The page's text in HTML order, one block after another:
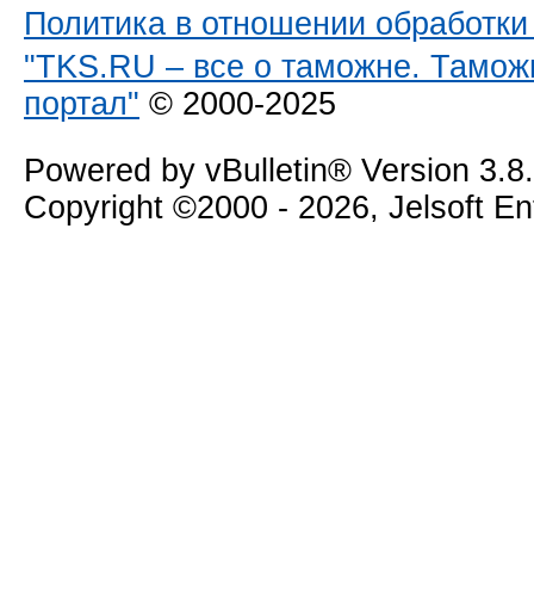
Политика в отношении
"TKS.RU – все о таможне.
портал" © 2000-2025
Powered by vBulletin® Version
Copyright ©2000 - 2026, Jelsoft